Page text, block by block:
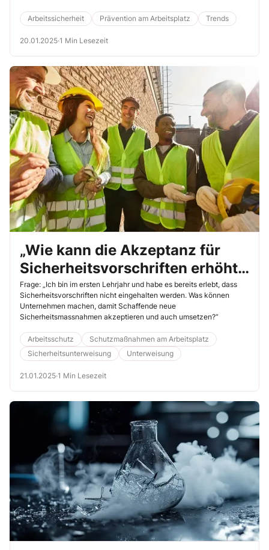
Arbeitssicherheit Prävention am Arbeitsplatz Trends
20.01.2025·1 Min Lesezeit
„Wie kann die Akzeptanz für
Sicherheitsvorschriften erhöht
werden?“
Frage: „Ich bin im ersten Lehrjahr und habe es bereits erlebt, dass
Sicherheitsvorschriften nicht eingehalten werden. Was können
Unternehmen machen, damit Schaffende neue
Sicherheitsmassnahmen akzeptieren und auch umsetzen?“
Arbeitsschutz
Schutzmaßnahmen am Arbeitsplatz
Sicherheitsunterweisung
Unterweisung
21.01.2025·1 Min Lesezeit